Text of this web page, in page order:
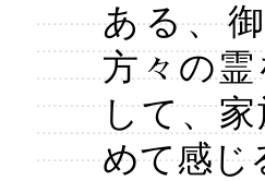
ある、
方々の
して、
めて感じ